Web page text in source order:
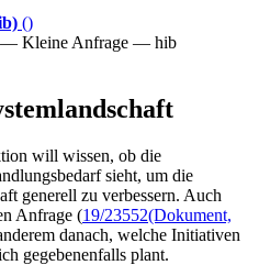
()
— Kleine Anfrage — hib
will wissen, ob die
sieht, um die
generell zu verbessern. Auch
Anfrage (19/23552(Dokument,
danach, welche Initiativen
gegebenenfalls plant.